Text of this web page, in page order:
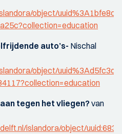
object/
auto’s- Nischal
object/
tegen het vliegen? van
islandora/object/